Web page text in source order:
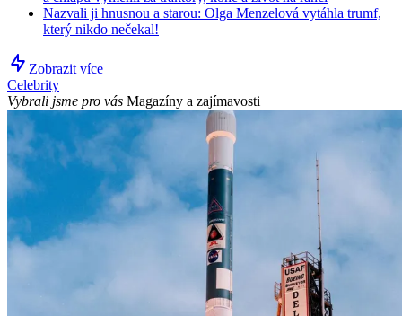
Nazvali ji hnusnou a starou: Olga Menzelová vytáhla trumf,
který nikdo nečekal!
Zobrazit více
Celebrity
Vybrali jsme pro vás Magazíny a zajímavosti